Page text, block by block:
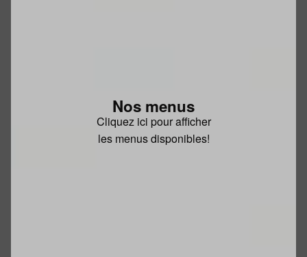
Nos menus
Cliquez ici pour afficher
les menus disponibles!